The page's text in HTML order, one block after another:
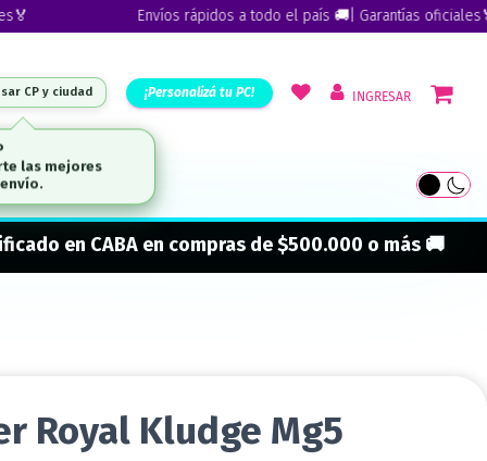
Envíos rápidos a todo el país 🚚| Garantías oficiales🏅
CP y ciudad ¡Personalizá tu PC! INGRESAR
en CABA en compras de $500.000 o más 🚚
Royal Kludge Mg5